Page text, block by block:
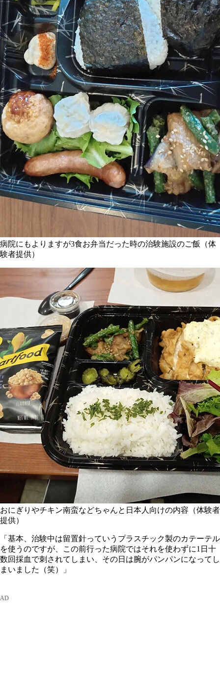
病院にもよりますが3食お弁当だった時の治験施設のご飯（体
験者提供）
おにぎりやチキン南蛮などちゃんと日本人向けの内容（体験者
提供）
「基本、治験中は留置針っていうプラスチック製のカテーテル
を使うのですが、この前行った病院ではそれを使わずに1日十
数回採血で刺されてしまい、その日は腕がパンパンになってし
まいました（笑）」